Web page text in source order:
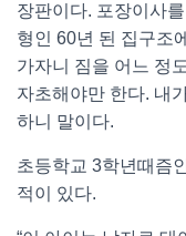
장판이다. 포장이사
형인 60년 된 집구조
가자니 짐을 어느 정
자초해야만 한다. 내
하니 말이다.
초등학교 3학년때즘
적이 있다.